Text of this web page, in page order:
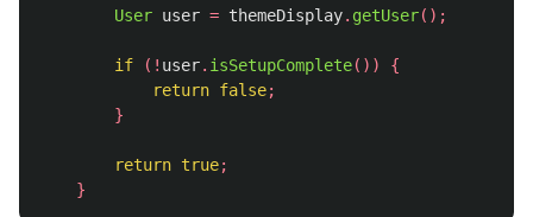
User user = themeDisplay. getUser();
if (! user. isSetupComplete())
{
return false;
}
return true;
}